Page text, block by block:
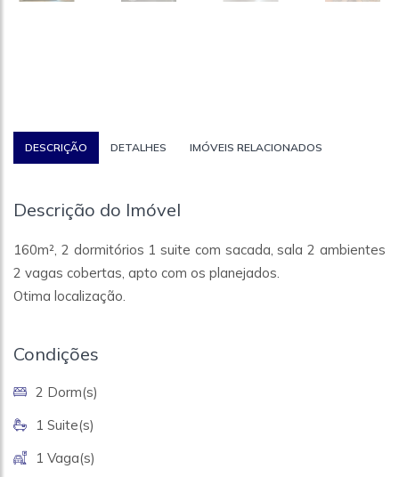
DESCRIÇÃO DETALHES IMÓVEIS RELACIONADOS
Descrição do Imóvel
160m², 2 dormitórios 1 suite com sacada, sala 2 ambientes
2 vagas cobertas, apto com os planejados.
Otima localização.
Condições
2 Dorm(s)
1 Suite(s)
1 Vaga(s)